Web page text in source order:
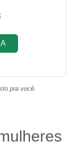
pra você.